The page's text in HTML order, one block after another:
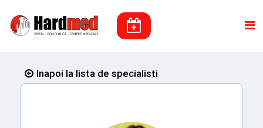
Inapoi la lista de specialisti